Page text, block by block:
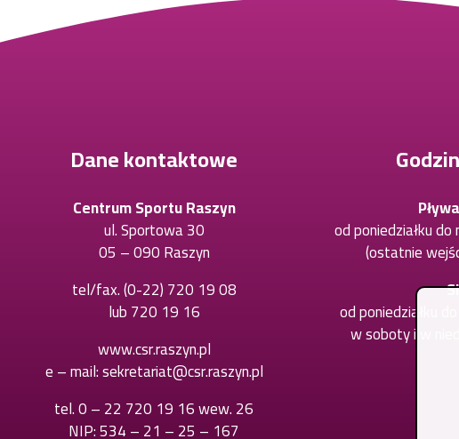
Dane kontaktowe
Centrum Sportu Raszyn
ul. Sportowa 30
05 – 090 Raszyn
tel/fax.(0-22) 720 19 08
karcie
lub720 19 16
w
nowej
karcie
www.csr.raszyn.pl
e – mail:sekretariat@csr.raszyn.pl
tel.0 – 22 720 19 16 wew. 26
NIP: 534 – 21 – 25 – 167
od poniedziałku
(ostatnie
od poniedziałku
w soboty i w